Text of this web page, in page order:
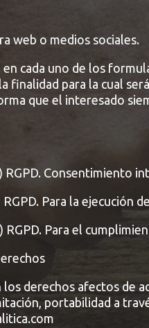
web o medios sociales.
en cada uno de los
finalidad para la cual
que el interesado
RGPD. Consentimiento
Para la ejecución
RGPD. Para el
los derechos afectos de
portabilidad a